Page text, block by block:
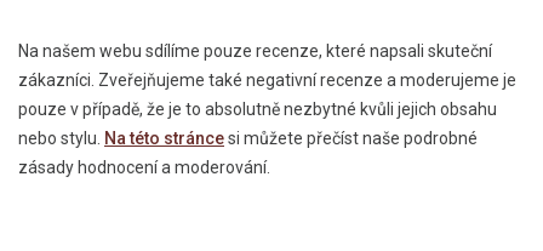
Na našem webu sdílíme pouze recenze, které napsali skuteční
zákazníci. Zveřejňujeme také negativní recenze a moderujeme je
pouze v případě, že je to absolutně nezbytné kvůli jejich obsahu
nebo stylu. Na této stráncesi můžete přečíst naše podrobné
zásady hodnocení a moderování.